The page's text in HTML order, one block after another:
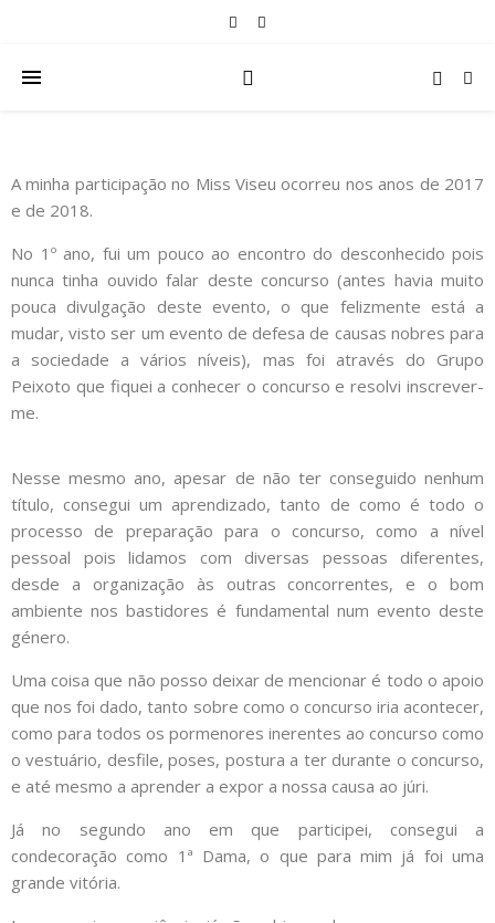
A minha participação no Miss Viseu ocorreu nos anos de 2017
e de 2018.
No 1º ano, fui um pouco ao encontro do desconhecido pois
nunca tinha ouvido falar deste concurso (antes havia muito
pouca divulgação deste evento, o que felizmente está a
mudar, visto ser um evento de defesa de causas nobres para
a sociedade a vários níveis), mas foi através do Grupo
Peixoto que fiquei a conhecer o concurso e resolvi inscrever-
me.
Nesse mesmo ano, apesar de não ter conseguido nenhum
título, consegui um aprendizado, tanto de como é todo o
processo de preparação para o concurso, como a nível
pessoal pois lidamos com diversas pessoas diferentes,
desde a organização às outras concorrentes, e o bom
ambiente nos bastidores é fundamental num evento deste
género.
Uma coisa que não posso deixar de mencionar é todo o apoio
que nos foi dado, tanto sobre como o concurso iria acontecer,
como para todos os pormenores inerentes ao concurso como
o vestuário, desfile, poses, postura a ter durante o concurso,
e até mesmo a aprender a expor a nossa causa ao júri.
Já no segundo ano em que participei, consegui a
condecoração como 1ª Dama, o que para mim já foi uma
grande vitória.